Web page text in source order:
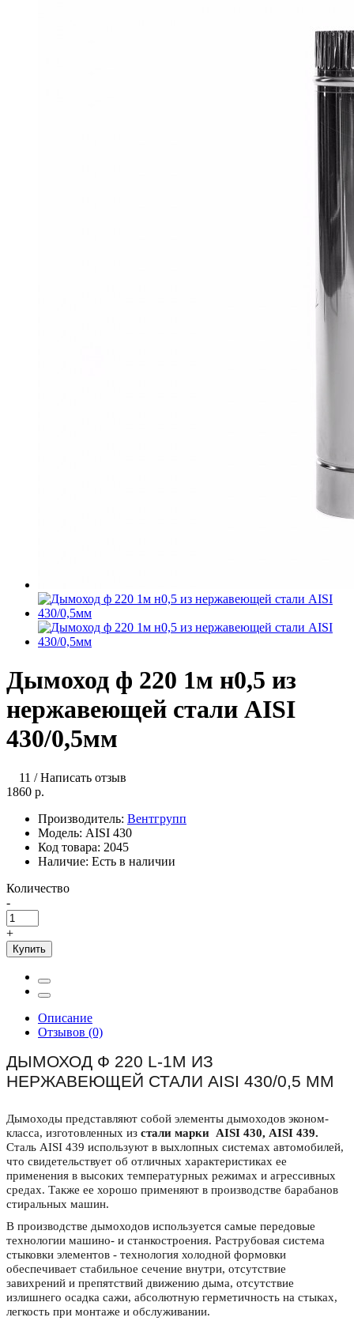
Дымоход ф 220 1м н0,5 из
нержавеющей стали AISI
430/0,5мм
11 /Написать отзыв
1860 р.
Производитель: Вентгрупп
Модель: AISI 430
Код товара: 2045
Наличие: Есть в наличии
Количество
-
+
Купить
Описание
Отзывов (0)
ДЫМОХОД Ф 220 L-1М ИЗ
НЕРЖАВЕЮЩЕЙ СТАЛИ AISI 430/0,5 ММ
Дымоходы представляют собой элементы дымоходов эконом-
класса, изготовленных из стали марки AISI 430, AISI 439.
Сталь AISI 439 используют в выхлопных системах автомобилей,
что свидетельствует об отличных характеристиках ее
применения в высоких температурных режимах и агрессивных
средах. Также ее хорошо применяют в производстве барабанов
стиральных машин.
В производстве дымоходов используется самые передовые
технологии машино- и станкостроения. Раструбовая система
стыковки элементов - технология холодной формовки
обеспечивает стабильное сечение внутри, отсутствие
завихрений и препятствий движению дыма, отсутствие
излишнего осадка сажи, абсолютную герметичность на стыках,
легкость при монтаже и обслуживании.